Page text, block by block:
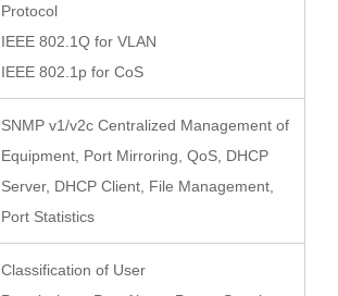
Protocol
IEEE 802.1Q for VLAN
IEEE 802.1p for CoS
SNMP v1/v2c Centralized Management of
Equipment, Port Mirroring, QoS, DHCP
Server, DHCP Client, File Management,
Port Statistics
Classification of User